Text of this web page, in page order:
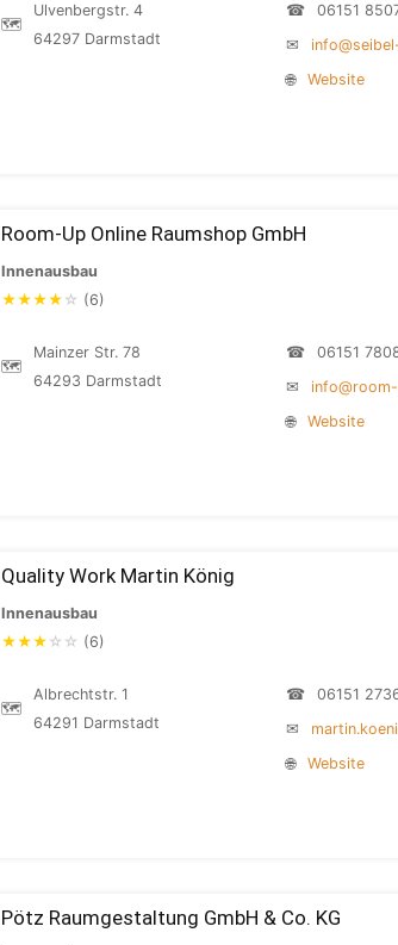
🗺
Ulvenbergstr. 4
64297 Darmstadt
☎
06151
✉
🌐
Website
Room-Up Online Raumshop GmbH
Innenausbau
★★★★ ☆ (6)
🗺
Mainzer Str. 78
64293 Darmstadt
☎
06151
✉
🌐
Website
Quality Work Martin König
Innenausbau
★★★ ☆ ☆ (6)
🗺
Albrechtstr. 1
64291 Darmstadt
☎
06151
✉
🌐
Website
Pötz Raumgestaltung GmbH & Co. KG